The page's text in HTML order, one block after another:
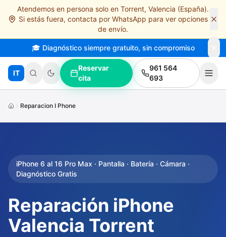
Saltar al contenido principal
Atendemos en persona solo en Torrent, Valencia (España).
Si estás fuera, contacta por WhatsApp para ver opciones
de envío.
🎓 Diagnóstico siempre gratuito, sin compromiso
IT
Reservar
cita
961 564
693
Reparacion I Phone
iPhone 6 al 16 Pro Max · Pantalla · Batería · Cámara ·
Diagnóstico Gratis
Reparación iPhone
Valencia Torrent